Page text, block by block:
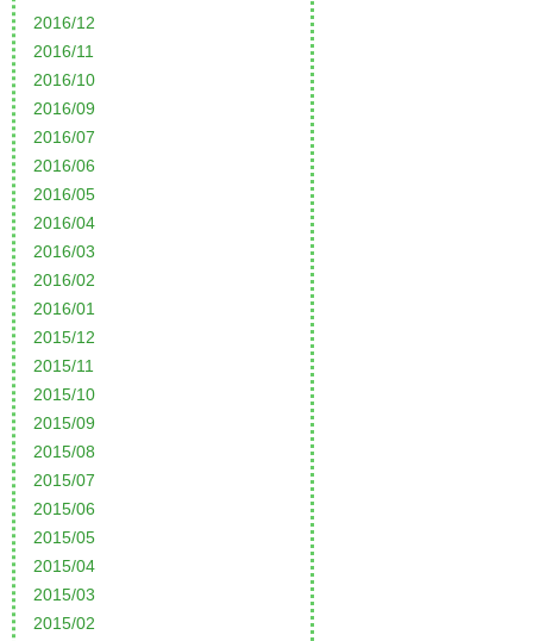
2016/12
2016/11
2016/10
2016/09
2016/07
2016/06
2016/05
2016/04
2016/03
2016/02
2016/01
2015/12
2015/11
2015/10
2015/09
2015/08
2015/07
2015/06
2015/05
2015/04
2015/03
2015/02